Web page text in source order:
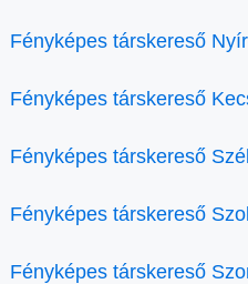
Fényképes társkereső
Fényképes társkereső
Fényképes társkereső
Fényképes társkereső
Fényképes társkereső